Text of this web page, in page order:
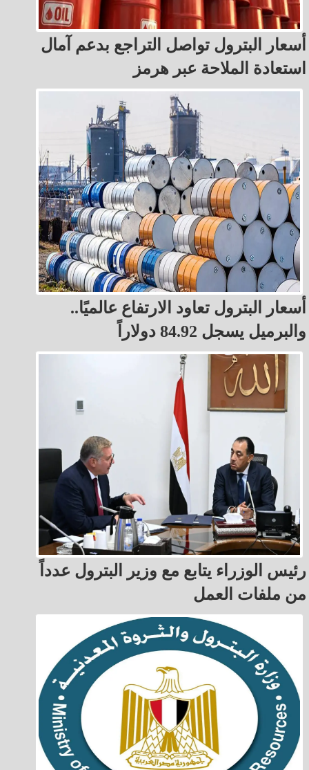
أسعار البترول تواصل التراجع بدعم آمال
استعادة الملاحة عبر هرمز
أسعار البترول تعاود الارتفاع عالميًا..
والبرميل يسجل 84.92 دولاراً
رئيس الوزراء يتابع مع وزير البترول عدداً
من ملفات العمل